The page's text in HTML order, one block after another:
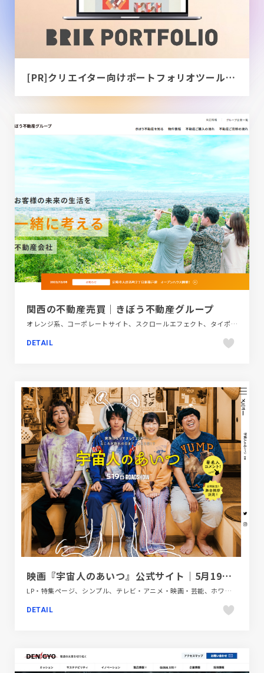
[PR]クリエイター向けポートフォリオツール｜BRIK PORTFOLIO
関西の不動産売買｜きぼう不動産グループ
オレンジ系、コーポレートサイト、スクロールエフェクト、タイポグラフィー、ナチュラル、ホワイト系、大きめ写真、建設・住宅・不動産
DETAIL
映画『宇宙人のあいつ』公式サイト｜5月19日（金）公開
LP・特集ページ、シンプル、テレビ・アニメ・映画・芸能、ホワイト系、ポップ、大きめ写真
DETAIL